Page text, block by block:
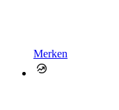
Merken